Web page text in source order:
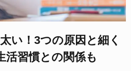
い！3つの原因と細く
活習慣との関係も